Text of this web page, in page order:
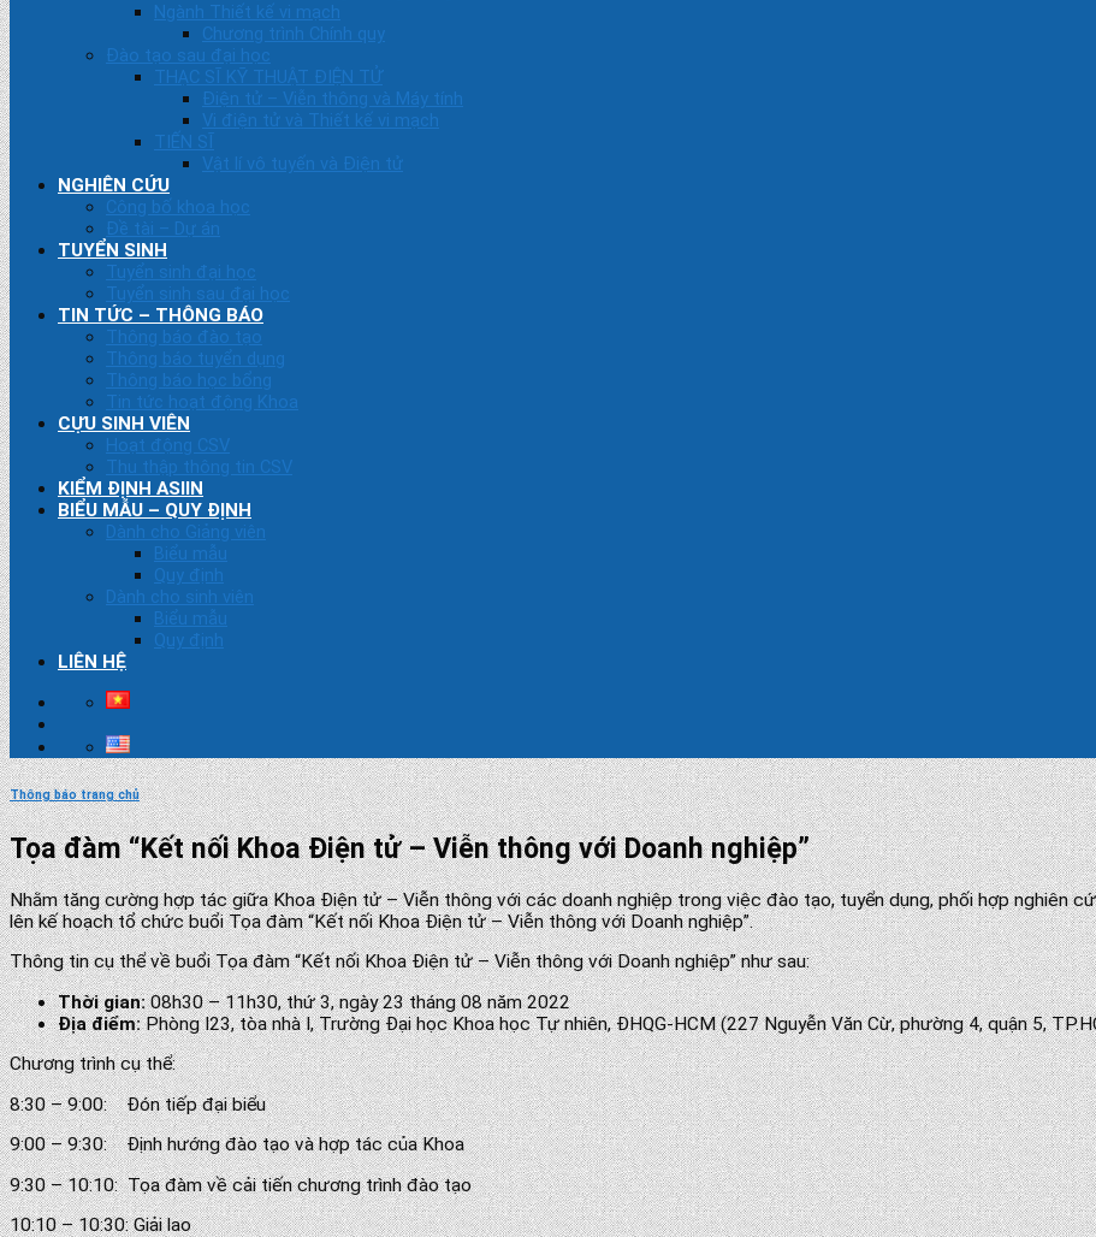
Ngành Thiết kế vi mạch
Chương trình Chính quy
Đào tạo sau đại học
THẠC SĨ KỸ THUẬT ĐIỆN TỬ
Điện tử – Viễn thông và Máy tính
Vi điện tử và Thiết kế vi mạch
TIẾN SĨ
Vật lí vô tuyến và Điện tử
NGHIÊN CỨU
Công bố khoa học
Đề tài – Dự án
TUYỂN SINH
Tuyển sinh đại học
Tuyển sinh sau đại học
TIN TỨC – THÔNG BÁO
Thông báo đào tạo
Thông báo tuyển dụng
Thông báo học bổng
Tin tức hoạt động Khoa
CỰU SINH VIÊN
Hoạt động CSV
Thu thập thông tin CSV
KIỂM ĐỊNH ASIIN
BIỂU MẪU – QUY ĐỊNH
Dành cho Giảng viên
Biểu mẫu
Quy định
Dành cho sinh viên
Biểu mẫu
Quy định
LIÊN HỆ
Thông báo trang chủ
Tọa đàm “Kết nối Khoa Điện tử – Viễn thông với Doanh nghiệp”
Nhằm tăng cường hợp tác giữa Khoa Điện tử – Viễn thông với các doanh nghiệp trong việc đào tạo, tuyển dụng, phối hợp nghiên
lên kế hoạch tổ chức buổi Tọa đàm “Kết nối Khoa Điện tử – Viễn thông với Doanh nghiệp”.
Thông tin cụ thể về buổi Tọa đàm “Kết nối Khoa Điện tử – Viễn thông với Doanh nghiệp” như sau:
Thời gian:08h30 – 11h30, thứ 3, ngày 23 tháng 08 năm 2022
Địa điểm:Phòng I23, tòa nhà I, Trường Đại học Khoa học Tự nhiên, ĐHQG-HCM (227 Nguyễn Văn Cừ, phường 4, quận 5,
Chương trình cụ thể:
8:30 – 9:00: Đón tiếp đại biểu
9:00 – 9:30: Định hướng đào tạo và hợp tác của Khoa
9:30 – 10:10: Tọa đàm về cải tiến chương trình đào tạo
10:10 – 10:30: Giải lao